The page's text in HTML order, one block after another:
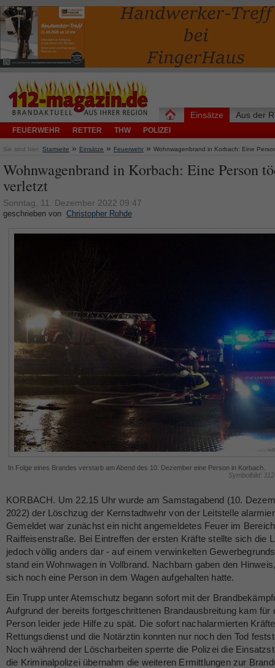
Einsätze
FEUERWEHR RETTER THW POLIZEI
Aus der
Sie sind hier: Startseite » Einsätze » Feuerwehr » Wohnwagenbrand in Korbach: Eine
Wohnwagenbrand in Korbach: Eine Person
verletzt
Sonntag, 11. Dezember 2022 09:47
geschrieben von Christopher Rohde
In Folge eines Brandes verstarb am Abend des 10. Dezember eine Person in Korbach.
Symbolbild:
KORBACH. Um 22.15 Uhr wurde am Samstagabend (10.
2022) der Löschzug der Kernstadtwehr von der Leitstelle
Gemeldet war zunächst ein nicht angemeldetes Feuer im
Raiffeisenstraße. Bei Eintreffen der ersten Kräfte stellte sich die
jedoch völlig anders dar - auf einem verwinkelten
stand ein Wohnwagen in Vollbrand. Nachbarn gaben den
sich noch eine Person in dem Wagen aufgehalten hatte.
Ein Trupp unter Atemschutz begann sofort mit der
Aufgrund der bereits fortgeschrittenen Brandausbreitung kam für
Person leider jede Hilfe zu spät. Die sofort nachalarmierten
Rettungsdienst und die Notärztin konnten nur noch den Tod
Noch während der Löscharbeiten sperrte die Polizei die
die Kriminalpolizei übernahm die weiteren Ermittlungen zur